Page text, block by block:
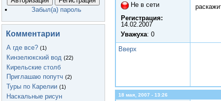
Забыл(а) пароль
Комментарии
А где все? (1)
Кинзелюкский вод (22)
Кирельские столб
Приглашаю попутч (2)
Туры по Карелии (1)
Наскальные рисун
Не в сети
Регистрация:
14.02.2007
Уважуха: 0
Вверх
18 мая, 2007 - 13:26